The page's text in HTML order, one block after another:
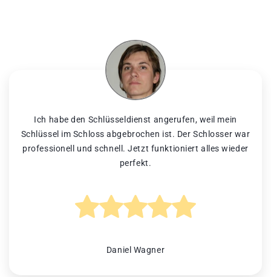
Ich habe den Schlüsseldienst angerufen, weil mein
Schlüssel im Schloss abgebrochen ist. Der Schlosser war
professionell und schnell. Jetzt funktioniert alles wieder
perfekt.
Daniel Wagner